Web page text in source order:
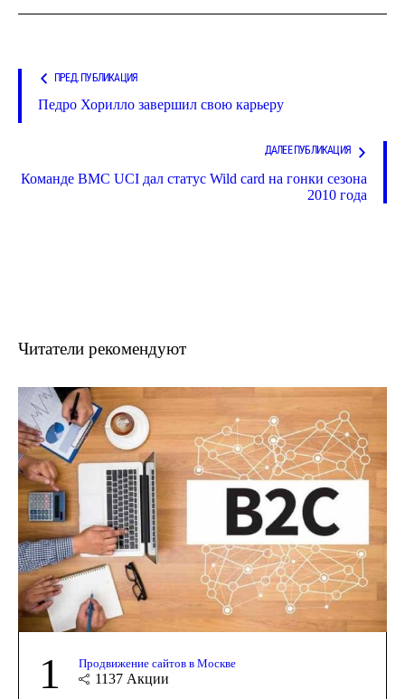
ПРЕД. ПУБЛИКАЦИЯ
Педро Хорилло завершил свою карьеру
ДАЛЕЕ ПУБЛИКАЦИЯ
Команде ВМС UCI дал статус Wild card на гонки сезона
2010 года
Читатели рекомендуют
1 Продвижение сайтов в Москве
1137 Акции